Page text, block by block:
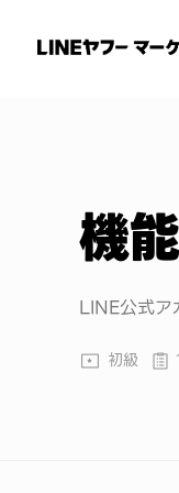
機
LINE公式ア
初級